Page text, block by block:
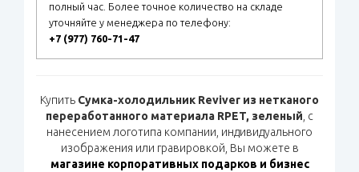
полный час. Более точное количество на складе
уточняйте у менеджера по телефону:
+7 (977) 760-71-47
Купить Сумка-холодильник Reviver из нетканого
переработанного материала RPET, зеленый, с
нанесением логотипа компании, индивидуального
изображения или гравировкой, Вы можете в
магазине корпоративных подарков и бизнес